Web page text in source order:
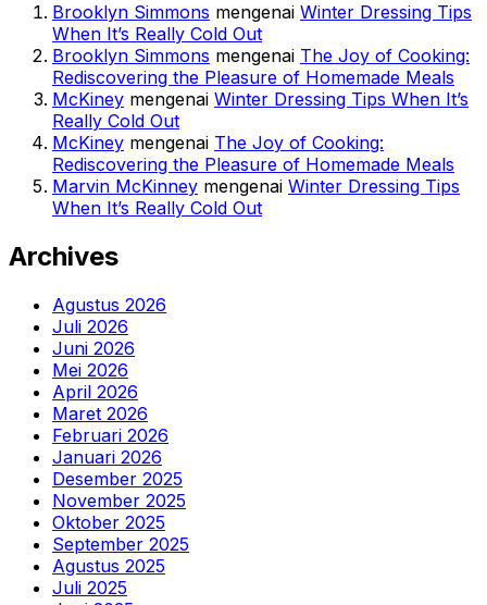
Brooklyn Simmons mengenai Winter Dressing Tips
When It’s Really Cold Out
Brooklyn Simmons mengenai The Joy of Cooking:
Rediscovering the Pleasure of Homemade Meals
McKiney mengenai Winter Dressing Tips When It’s
Really Cold Out
McKiney mengenai The Joy of Cooking:
Rediscovering the Pleasure of Homemade Meals
Marvin McKinney mengenai Winter Dressing Tips
When It’s Really Cold Out
Archives
Agustus 2026
Juli 2026
Juni 2026
Mei 2026
April 2026
Maret 2026
Februari 2026
Januari 2026
Desember 2025
November 2025
Oktober 2025
September 2025
Agustus 2025
Juli 2025